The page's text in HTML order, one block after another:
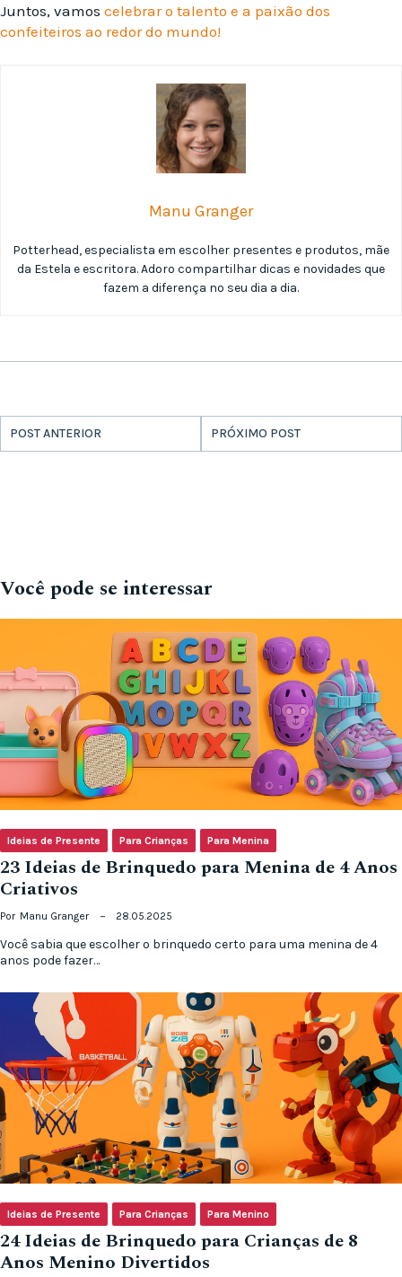
Juntos, vamos celebrar o talento e a paixão dos
confeiteiros ao redor do mundo!
Manu Granger
Potterhead, especialista em escolher presentes e produtos, mãe
da Estela e escritora. Adoro compartilhar dicas e novidades que
fazem a diferença no seu dia a dia.
POST ANTERIOR PRÓXIMO POST
Você pode se interessar
Ideias de Presente Para Crianças Para Menina
23 Ideias de Brinquedo para Menina de 4 Anos
Criativos
Por Manu Granger 28.05.2025
Você sabia que escolher o brinquedo certo para uma menina de 4
anos pode fazer…
Ideias de Presente Para Crianças Para Menino
24 Ideias de Brinquedo para Crianças de 8
Anos Menino Divertidos